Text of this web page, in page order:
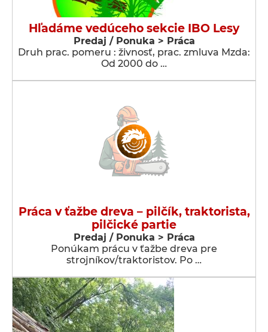
Hľadáme vedúceho sekcie IBO Lesy
Predaj / Ponuka > Práca
Druh prac. pomeru : živnosť, prac. zmluva Mzda:
Od 2000 do …
Práca v ťažbe dreva – pilčík, traktorista,
pilčické partie
Predaj / Ponuka > Práca
Ponúkam prácu v ťažbe dreva pre
strojníkov/traktoristov. Po …